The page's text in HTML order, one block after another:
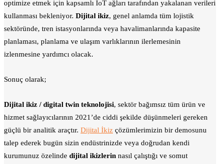
optimize etmek için kapsamlı IoT ağları tarafından yakalanan verileri
kullanması bekleniyor. Dijital ikiz, genel anlamda tüm lojistik
sektöründe, tren istasyonlarında veya havalimanlarında kapasite
planlaması, planlama ve ulaşım varlıklarının ilerlemesinin
izlenmesine yardımcı olacak.
Sonuç olarak;
Dijital ikiz / digital twin teknolojisi, sektör bağımsız tüm ürün ve
hizmet sağlayıcılarının 2021’de ciddi şekilde düşünmeleri gereken
güçlü bir analitik araçtır. Dijital İkiz çözümlerimizin bir demosunu
talep ederek bugün sizin endüstrinizde veya doğrudan kendi
kurumunuz özelinde dijital ikizlerin nasıl çalıştığı ve somut